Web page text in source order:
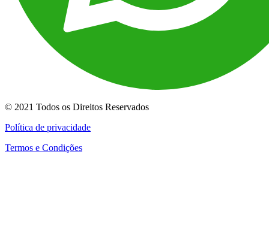
© 2021 Todos os Direitos Reservados
Política de privacidade
Termos e Condições